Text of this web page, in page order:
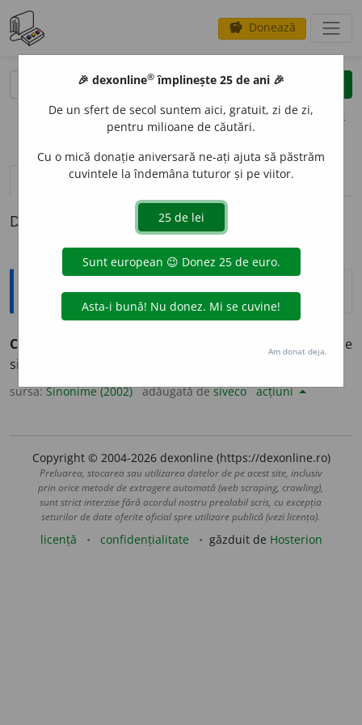
savings Donează
clear
opțiuni
definiții (1) pronunțievolume_up (50)
Definiția cu ID-ul 177691:
Sinonime
CLAS
a se clasifica, a se plasa, a se
situa.
sursa:Sinonime (2002) adăugată desiveco acțiuni
Copyright © 2004-2026 dexonline (https://dexonline.ro)
Preluarea, stocarea sau utilizarea datelor de pe acest site, inclusiv
prin orice metode de extragere automată (web scraping, crawling),
sunt strict interzise fără acordul nostru prealabil scris, cu excepția
seturilor de date oferite oficial spre utilizare publică (vezi licența).
licență confidențialitate găzduit de Hosterion
🎉 dexonline® împlinește 25 de ani 🎉
De un sfert de secol suntem aici, gratuit, zi de zi,
pentru milioane de căutări.
Cu o mică donație aniversară ne-ați ajuta să păstrăm
cuvintele la îndemâna tuturor și pe viitor.
Am donat deja.